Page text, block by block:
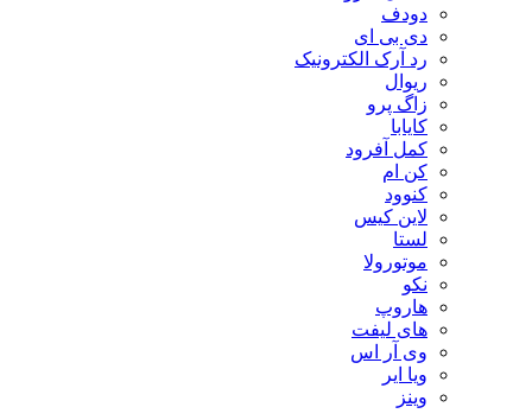
دودف
دی بی ای
رد آرک الکترونیک
ریوال
زاگ پرو
کایابا
کمل آفرود
کن ام
کنوود
لاین کیس
لستا
موتورولا
نکو
هاروپ
های لیفت
وی آر اس
ویا ایر
وینز